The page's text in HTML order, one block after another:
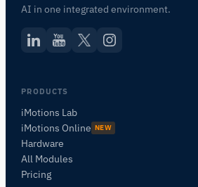
AI in one integrated environment.
PRODUCTS
iMotions Lab
iMotions Online NEW
Hardware
All Modules
Pricing